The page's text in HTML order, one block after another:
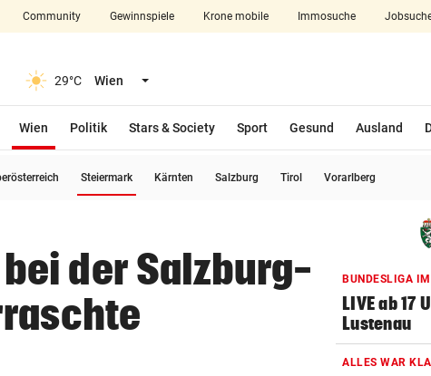
closeSchließen
arrow_right
Bundesland auswählen
Community Gewinnspiele Krone mobile Immosuche
29°C Wien Menü aufklappen
Wien
Politik
Stars & Society Sport Gesund Ausland
Steiermark Kärnten Salzburg Tirol Vorarlberg
der Salzburg-
BUNDESLIGA
LIVE ab 17
Lustenau
ALLES WAR